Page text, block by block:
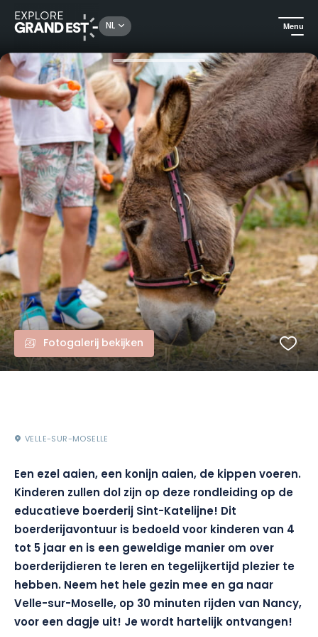
NL Menu
Kijk je ogen uit in de Grand Est Rondleiding op de educatieve boerderij Sainte-Catherine - Workshops voor kleine boeren
Fotogalerij bekijken
VELLE-SUR-MOSELLE
Een ezel aaien, een konijn aaien, de kippen voeren.
Kinderen zullen dol zijn op deze rondleiding op de
educatieve boerderij Sint-Katelijne! Dit
boerderijavontuur is bedoeld voor kinderen van 4
tot 5 jaar en is een geweldige manier om over
boerderijdieren te leren en tegelijkertijd plezier te
hebben. Neem het hele gezin mee en ga naar
Velle-sur-Moselle, op 30 minuten rijden van Nancy,
voor een dagje uit! Je wordt hartelijk ontvangen!